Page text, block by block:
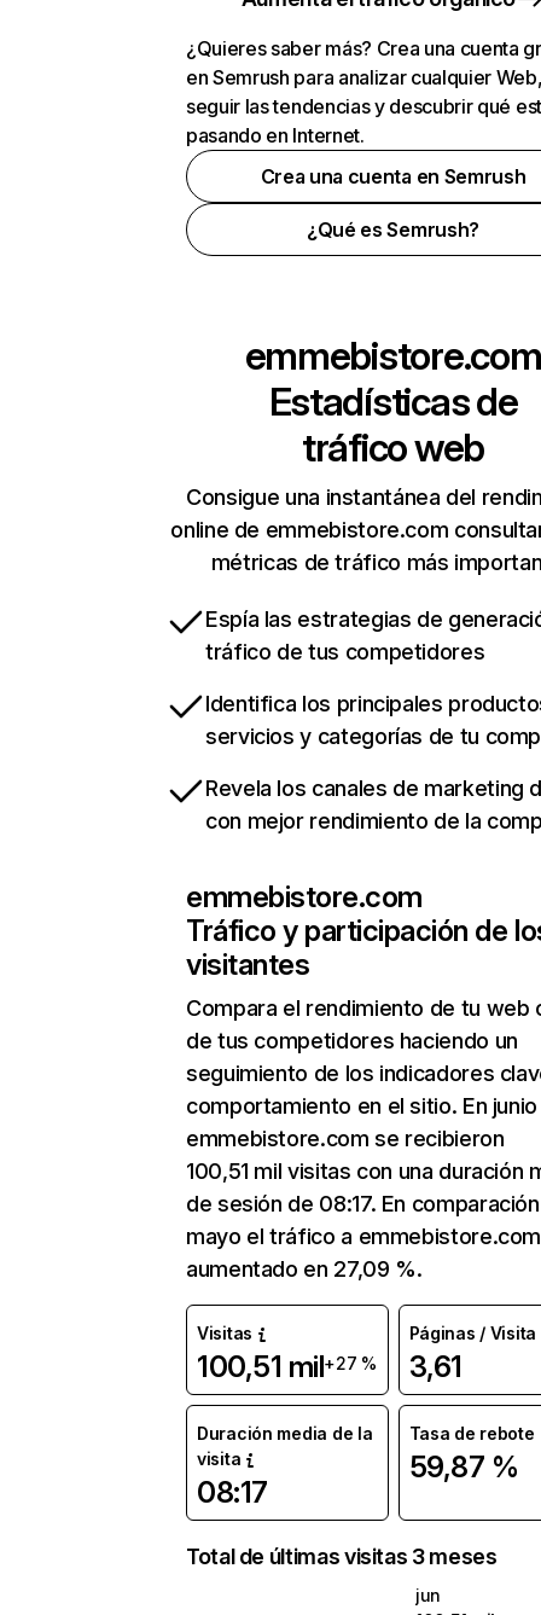
¿Quieres saber más? Crea una cuenta
en Semrush para analizar cualquier
seguir las tendencias y descubrir qué
pasando en Internet.
Crea una cuenta en Semrush
¿Qué es Semrush?
emmebistore.com
Estadísticas de
tráfico web
Consigue una instantánea del
online de emmebistore.com
métricas de tráfico más
Espía las estrategias de
tráfico de tus competidores
Identifica los principales
servicios y categorías de tu
Revela los canales de marketing
con mejor rendimiento de la
emmebistore.com
Tráfico y participación de
visitantes
Compara el rendimiento de tu web
de tus competidores haciendo un
seguimiento de los indicadores
comportamiento en el sitio. En junio
emmebistore.com se recibieron
100,51 mil visitas con una duración
de sesión de 08:17. En
mayo el tráfico a
aumentado en 27,09 %.
Visitas
100,51 mil+27 %
Páginas / Visita
3,61
Duración media de la
visita
08:17
Tasa de rebote
59,87 %
Total de últimas visitas 3 meses
jun